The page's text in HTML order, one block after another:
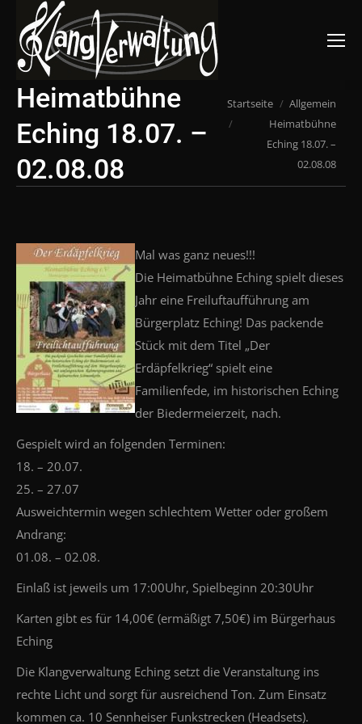
Suchen:
Heimatbühne
Eching 18.07. –
02.08.08
Du bist hier:
Startseite
Allgemein
Heimatbühne
Eching 18.07. –
02.08.08
Mal was ganz neues!!!
Die Heimatbühne Eching spielt dieses
Jahr eine Freiluftaufführung am
Bürgerplatz Eching! Das packende
Stück mit dem Titel „Der
Erdäpfelkrieg“ spielt eine
Familienfede, im historischen Eching
der Biedermeierzeit, nach.
Gespielt wird an folgenden Terminen:
18. – 20.07.
25. – 27.07
Ausweichtermin wegen schlechtem Wetter oder großem
Andrang:
01.08. – 02.08.
Einlaß ist jeweils um 17:00Uhr, Spielbeginn 20:30Uhr
Karten gibt es für 14,00€ (ermäßigt 7,50€) im Bürgerhaus
Eching
Die Klangverwaltung Eching setzt die Veranstaltung ins
rechte Licht und sorgt für ausreichend Ton. Zum Einsatz
kommen ca. 10 Sennheiser Funkstrecken (Headsets).